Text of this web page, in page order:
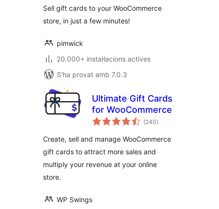
Sell gift cards to your WooCommerce
store, in just a few minutes!
pimwick
20.000+ instal·lacions actives
S'ha provat amb 7.0.3
Ultimate Gift Cards
for WooCommerce
(240puntuacions
totals
)
Create, sell and manage WooCommerce
gift cards to attract more sales and
multiply your revenue at your online
store.
WP Swings